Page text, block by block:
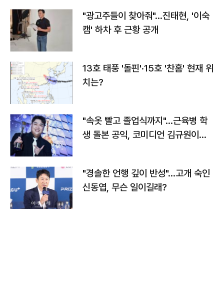
"광고주들이 찾아줘"…진태현, '이숙
캠' 하차 후 근황 공개
13호 태풍 '돌핀'·15호 '찬홈' 현재 위
치는?
"속옷 빨고 졸업식까지"…근육병 학
생 돌본 공익, 코미디언 김규원이었
"경솔한 언행 깊이 반성"…고개 숙인
신동엽, 무슨 일이길래?